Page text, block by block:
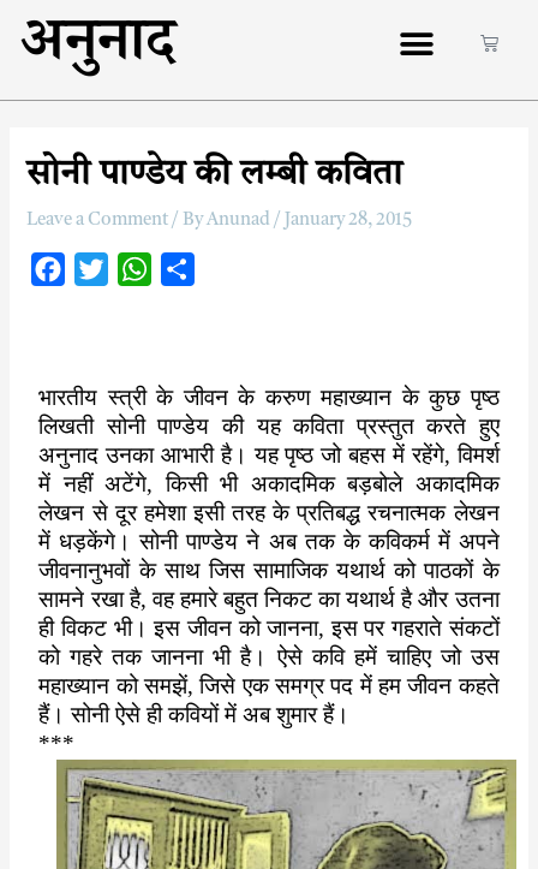
अनुनाद
सोनी पाण्डेय की लम्बी कविता
Leave a Comment / ByAnunad/ January 28, 2015
b
o
o
k
t
e
W
s
A
p
e
भारतीय स्त्री के जीवन के करुण महाख्यान के कुछ पृष्ठ
लिखती सोनी पाण्डेय की यह कविता प्रस्तुत करते हुए
अनुनाद उनका आभारी है। यह पृष्ठ जो बहस में रहेंगे,विमर्श
में नहीं अटेंगे,किसी भी अकादमिक बड़बोले अकादमिक
लेखन से दूर हमेशा इसी तरह के प्रतिबद्ध रचनात्मक लेखन
में धड़केंगे। सोनी पाण्डेय ने अब तक के कविकर्म में अपने
जीवनानुभवों के साथ जिस सामाजिक यथार्थ को पाठकों के
सामने रखा है, वह हमारे बहुत निकट का यथार्थ है और उतना
ही विकट भी। इस जीवन को जानना, इस पर गहराते संकटों
को गहरे तक जानना भी है। ऐसे कवि हमें चाहिए जो उस
महाख्यान को समझें, जिसे एक समग्र पद में हम जीवन कहते
हैं। सोनी ऐसे ही कवियों में अब शुमार हैं।
***